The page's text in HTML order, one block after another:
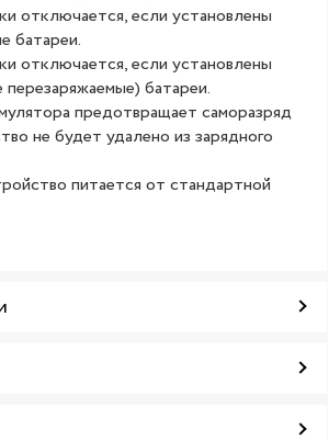
отключается, если установлены
батареи.
отключается, если установлены
батареи.
предотвращает саморазряд
не будет удалено из зарядного
питается от стандартной